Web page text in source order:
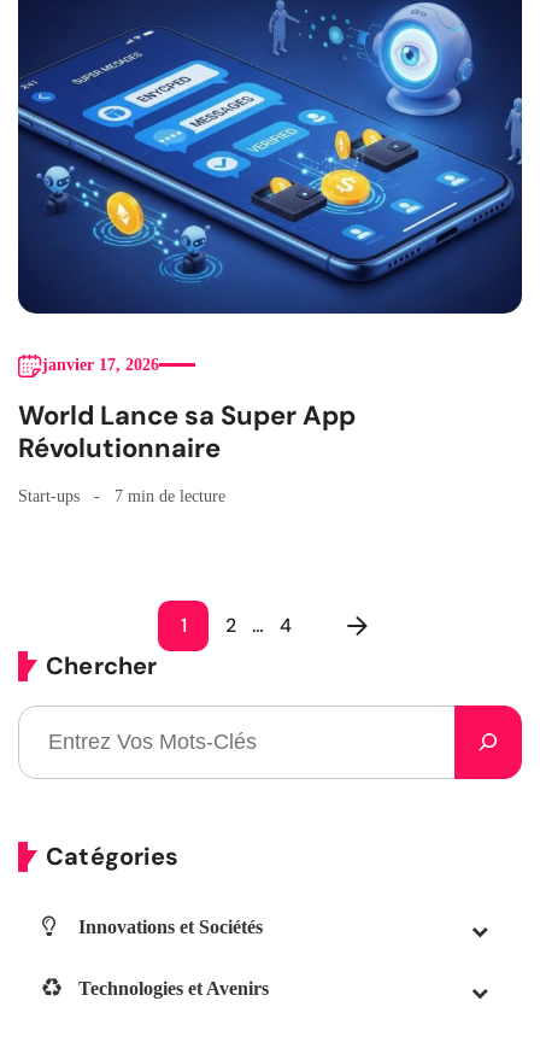
janvier 17, 2026
World Lance sa Super App
Révolutionnaire
Start-ups 7 min de lecture
1 2 … 4
Chercher
Catégories
Innovations et Sociétés
Technologies et Avenirs